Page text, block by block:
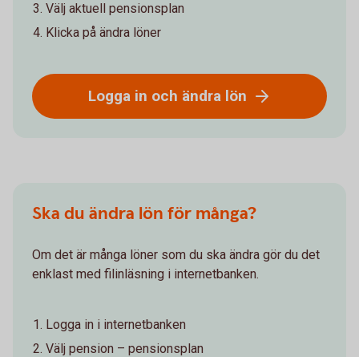
Välj aktuell pensionsplan
Klicka på ändra löner
Logga in och ändra lön
Ska du ändra lön för många?
Om det är många löner som du ska ändra gör du det
enklast med filinläsning i internetbanken.
Logga in i internetbanken
Välj pension – pensionsplan